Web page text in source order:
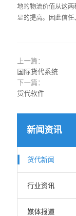
新闻资讯
货代新闻
行业资讯
媒体报道
地的物流价值从这
显的提高。因此信任
上一篇：
国际货代系统
下一篇：
货代软件